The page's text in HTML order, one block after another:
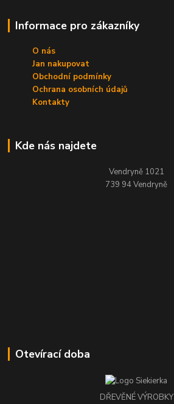
Informace pro zákazníky
O nás
Jan nakupovat
Obchodní podmínky
Ochrana osobních údajů
Kontakty
Kde nás najdete
Vendryně 1021
739 94 Vendryně
Otevírací doba
DŘEVĚNÉ VÝROBKY